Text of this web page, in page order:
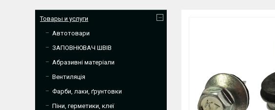
Товары и услуги
Автотовари
ЗАПОВНЮВАЧ ШВІВ
Абразивні матеріали
Вентиляція
Фарби, лаки, ґрунтовки
Піни, герметики, клеї